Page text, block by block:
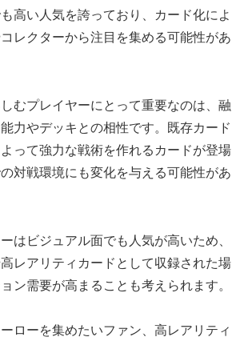
高い人気を誇っており、カード化によ
レクターから注目を集める可能性があ
むプレイヤーにとって重要なのは、融
力やデッキとの相性です。既存カード
って強力な戦術を作れるカードが登場
対戦環境にも変化を与える可能性があ
はビジュアル面でも人気が高いため、
レアリティカードとして収録された場
ン需要が高まることも考えられます。
ローを集めたいファン、高レアリティ